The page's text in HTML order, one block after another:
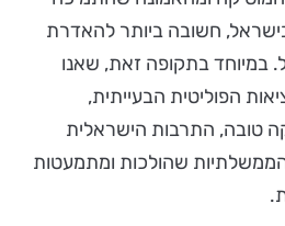
חשובה ביותר להאדרת
במיוחד בתקופה זאת, שאנו
הפוליטית הבעייתית,
טובה, התרבות הישראלית
שהולכות ומתמעטות